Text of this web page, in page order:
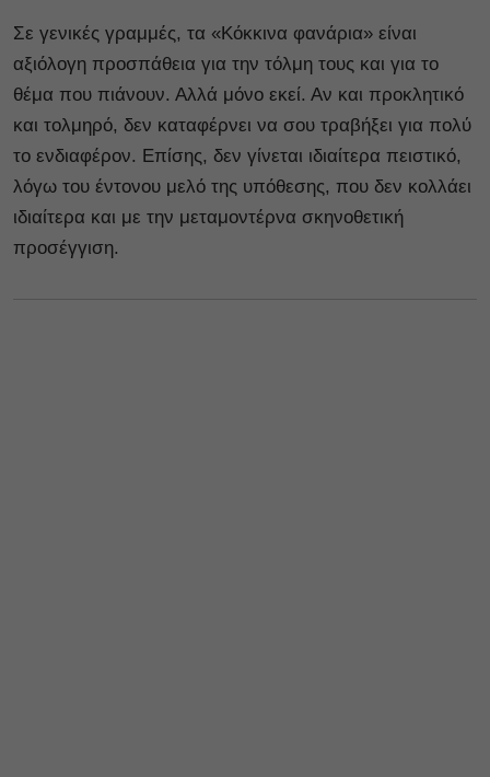
Σε γενικές γραμμές, τα «Κόκκινα φανάρια» είναι
αξιόλογη προσπάθεια για την τόλμη τους και για το
θέμα που πιάνουν. Αλλά μόνο εκεί. Αν και προκλητικό
και τολμηρό, δεν καταφέρνει να σου τραβήξει για πολύ
το ενδιαφέρον. Επίσης, δεν γίνεται ιδιαίτερα πειστικό,
λόγω του έντονου μελό της υπόθεσης, που δεν κολλάει
ιδιαίτερα και με την μεταμοντέρνα σκηνοθετική
προσέγγιση.